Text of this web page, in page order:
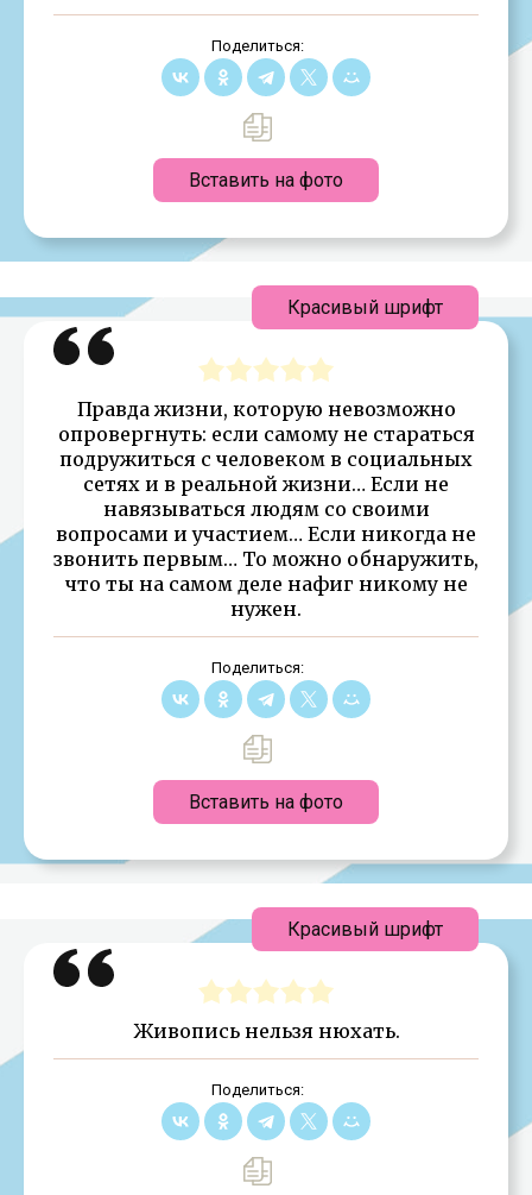
Поделиться:
Вставить на фото
Правда жизни, которую невозможно
опровергнуть: если самому не стараться
подружиться с человеком в социальных
сетях и в реальной жизни… Если не
навязываться людям со своими
вопросами и участием… Если никогда не
звонить первым… То можно обнаружить,
что ты на самом деле нафиг никому не
нужен.
Поделиться:
Вставить на фото
Красивый шрифт
Живопись нельзя нюхать.
Поделиться:
Красивый шрифт